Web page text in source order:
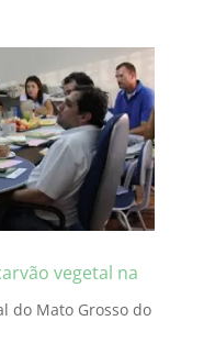
vegetal na
do Mato Grosso do